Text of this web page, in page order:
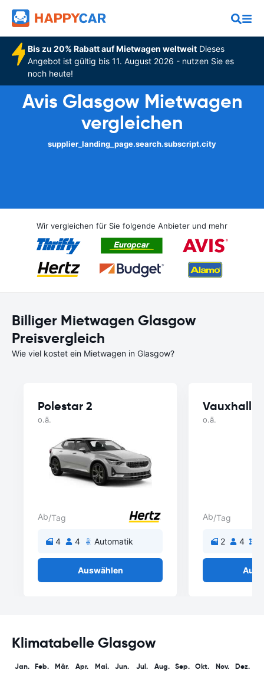
Bis zu 20% Rabatt auf Mietwagen weltweitDieses
Angebot ist gültig bis 11. August 2026 - nutzen Sie es
noch heute!
Avis Glasgow Mietwagen
vergleichen
supplier_landing_page.search.subscript.city
Wir vergleichen für Sie folgende Anbieter und mehr
Billiger Mietwagen Glasgow
Preisvergleich
Wie viel kostet ein Mietwagen in Glasgow?
Polestar 2
o.ä.
Ab/Tag
4 4 Automatik
Auswählen
Vauxhall
o.ä.
Ab/Tag
2 4
Klimatabelle Glasgow
Jan. Feb. Mär. Apr. Mai. Jun. Jul. Aug. Sep. Okt. Nov. Dez.